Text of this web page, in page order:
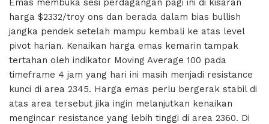
Emas membuka sesi perdagangan pagi ini di kisaran
harga $2332/troy ons dan berada dalam bias bullish
jangka pendek setelah mampu kembali ke atas level
pivot harian. Kenaikan harga emas kemarin tampak
tertahan oleh indikator Moving Average 100 pada
timeframe 4 jam yang hari ini masih menjadi resistance
kunci di area 2345. Harga emas perlu bergerak stabil di
atas area tersebut jika ingin melanjutkan kenaikan
mengincar resistance yang lebih tinggi di area 2360. Di